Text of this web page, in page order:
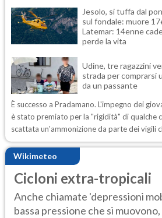
Jesolo, si tuffa dal
sul fondale: muore
Latemar: 14enne
perde la vita
Udine, tre ragazzini
strada per comprarsi
da un passante
È successo a Pradamano. L'impegno dei
è stato premiato per la "rigidità" di qualche
scattata un'ammonizione da parte dei vigili
Wikimeteo
Cicloni extra-tropicali
Anche chiamate 'depressioni
bassa pressione che si